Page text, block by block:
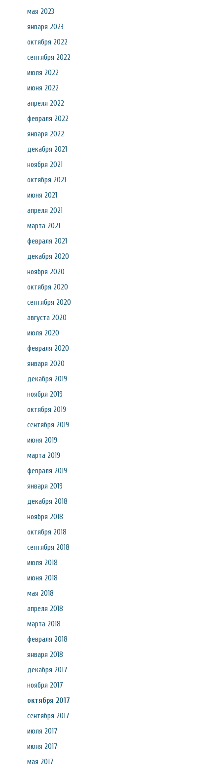
мая 2023
января 2023
октября 2022
сентября 2022
июля 2022
июня 2022
апреля 2022
февраля 2022
января 2022
декабря 2021
ноября 2021
октября 2021
июня 2021
апреля 2021
марта 2021
февраля 2021
декабря 2020
ноября 2020
октября 2020
сентября 2020
августа 2020
июля 2020
февраля 2020
января 2020
декабря 2019
ноября 2019
октября 2019
сентября 2019
июня 2019
марта 2019
февраля 2019
января 2019
декабря 2018
ноября 2018
октября 2018
сентября 2018
июля 2018
июня 2018
мая 2018
апреля 2018
марта 2018
февраля 2018
января 2018
декабря 2017
ноября 2017
октября 2017
сентября 2017
июля 2017
июня 2017
мая 2017